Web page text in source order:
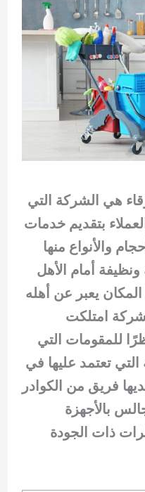
هي الشركة التي
بتقديم خدمات
والأنواع منها
أمام الأهل
يعبر عن أهله
امتلكت
للمقومات التي
التي تعتمد عليها في
فريق من الكوادر
بالأجهزة
ذات الجودة